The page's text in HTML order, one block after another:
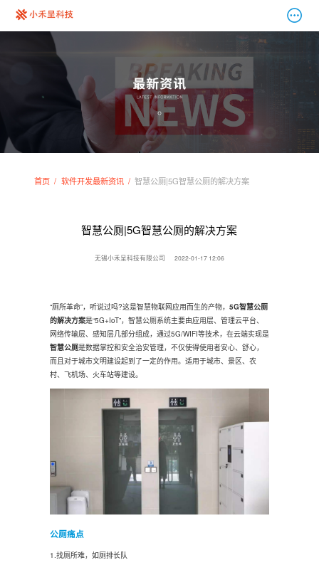
首页 软件开发最新资讯 智慧公厕|5G智慧公厕的解决方案
智慧公厕|5G智慧公厕的解决方案
无锡小禾呈科技有限公司 2022-01-17 12:06
“厕所革命”，听说过吗?这是智慧物联网应用而生的产物， 5G智慧公厕
的解决方案是“5G+IoT”，智慧公厕系统主要由应用层、管理云平台、
网络传输层、感知层几部分组成，通过5G/WIFI等技术，在云端实现是
智慧公厕是数据掌控和安全治安管理，不仅使得使用者安心、舒心，
而且对于城市文明建设起到了一定的作用。适用于城市、景区、农
村、飞机场、火车站等建设。
公厕痛点
1.找厕所难，如厕排长队